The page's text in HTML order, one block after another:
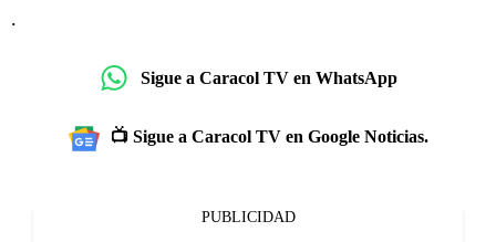
.
Sigue a Caracol TV en WhatsApp
📺 Sigue a Caracol TV en Google Noticias.
PUBLICIDAD